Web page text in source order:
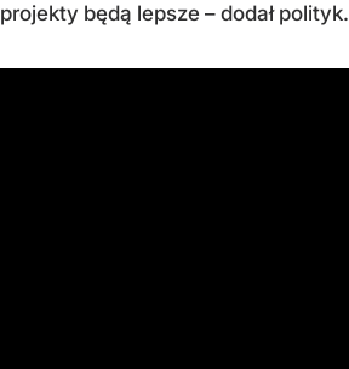
projekty będą lepsze – dodał polityk.